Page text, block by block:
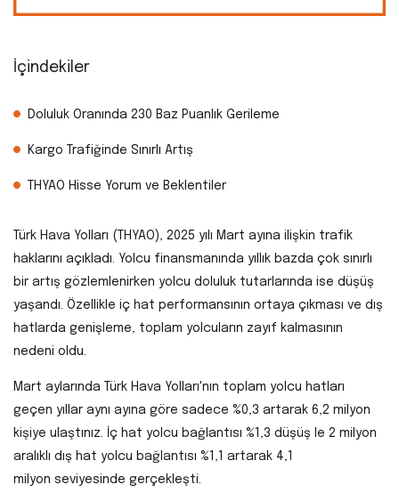
İçindekiler
Doluluk Oranında 230 Baz Puanlık Gerileme
Kargo Trafiğinde Sınırlı Artış
THYAO Hisse Yorum ve Beklentiler
Türk Hava Yolları (THYAO), 2025 yılı Mart ayına ilişkin trafik
haklarını açıkladı. Yolcu finansmanında yıllık bazda çok sınırlı
bir artış gözlemlenirken yolcu doluluk tutarlarında ise düşüş
yaşandı. Özellikle iç hat performansının ortaya çıkması ve dış
hatlarda genişleme, toplam yolcuların zayıf kalmasının
nedeni oldu.
Mart aylarında Türk Hava Yolları'nın toplam yolcu hatları
geçen yıllar aynı ayına göre sadece %0,3 artarak 6,2 milyon
kişiye ulaştınız. İç hat yolcu bağlantısı %1,3 düşüş le 2 milyon
aralıklı dış hat yolcu bağlantısı %1,1 artarak 4,1
milyon seviyesinde gerçekleşti.